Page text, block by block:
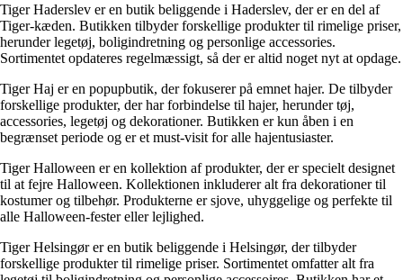
Tiger Haderslev er en butik beliggende i Haderslev, der er en del af
Tiger-kæden. Butikken tilbyder forskellige produkter til rimelige priser,
herunder legetøj, boligindretning og personlige accessories.
Sortimentet opdateres regelmæssigt, så der er altid noget nyt at opdage.
Tiger Haj er en popupbutik, der fokuserer på emnet hajer. De tilbyder
forskellige produkter, der har forbindelse til hajer, herunder tøj,
accessories, legetøj og dekorationer. Butikken er kun åben i en
begrænset periode og er et must-visit for alle hajentusiaster.
Tiger Halloween er en kollektion af produkter, der er specielt designet
til at fejre Halloween. Kollektionen inkluderer alt fra dekorationer til
kostumer og tilbehør. Produkterne er sjove, uhyggelige og perfekte til
alle Halloween-fester eller lejlighed.
Tiger Helsingør er en butik beliggende i Helsingør, der tilbyder
forskellige produkter til rimelige priser. Sortimentet omfatter alt fra